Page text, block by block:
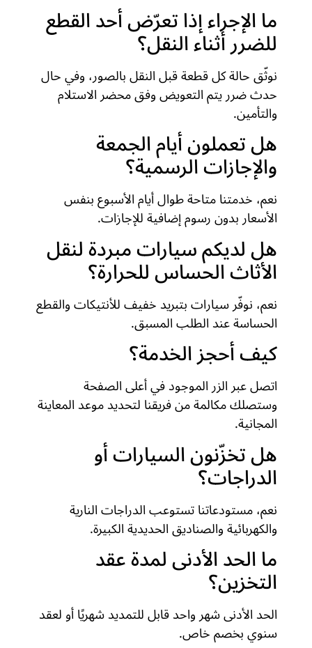
ما الإجراء إذا تعرّض أحد القطع
للضرر أثناء النقل؟
نوثّق حالة كل قطعة قبل النقل بالصور، وفي حال
حدث ضرر يتم التعويض وفق محضر الاستلام
والتأمين.
هل تعملون أيام الجمعة
والإجازات الرسمية؟
نعم، خدمتنا متاحة طوال أيام الأسبوع بنفس
الأسعار بدون رسوم إضافية للإجازات.
هل لديكم سيارات مبردة لنقل
الأثاث الحساس للحرارة؟
نعم، نوفّر سيارات بتبريد خفيف للأنتيكات والقطع
الحساسة عند الطلب المسبق.
كيف أحجز الخدمة؟
اتصل عبر الزر الموجود في أعلى الصفحة
وستصلك مكالمة من فريقنا لتحديد موعد المعاينة
المجانية.
هل تخزّنون السيارات أو
الدراجات؟
نعم، مستودعاتنا تستوعب الدراجات النارية
والكهربائية والصناديق الحديدية الكبيرة.
ما الحد الأدنى لمدة عقد
التخزين؟
الحد الأدنى شهر واحد قابل للتمديد شهريًا أو لعقد
سنوي بخصم خاص.